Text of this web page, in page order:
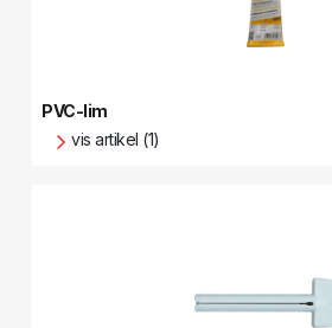
PVC-lim
vis artikel (1)